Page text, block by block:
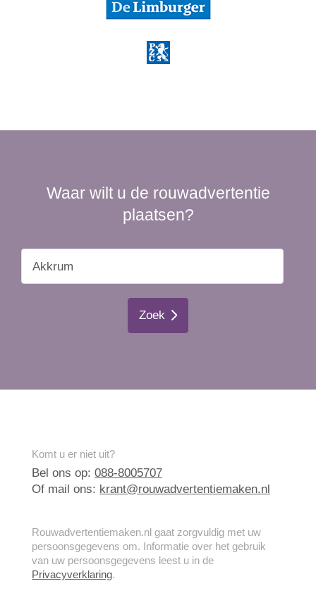
Waar wilt u de rouwadvertentie
plaatsen?
Zoek
Komt u er niet uit?
Bel ons op: 088-8005707
Of mail ons: krant@rouwadvertentiemaken.nl
Rouwadvertentiemaken.nl gaat zorgvuldig met uw
persoonsgegevens om. Informatie over het gebruik
van uw persoonsgegevens leest u in de
Privacyverklaring.